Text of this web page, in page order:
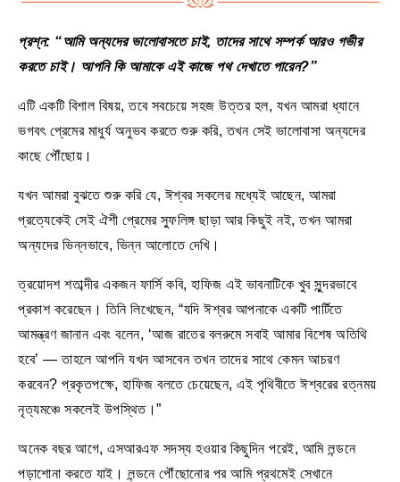
প্রশ্ন: “আমি অন্যদের ভালোবাসতে চাই, তাদের সাথে সম্পর্ক আরও গভীর
করতে চাই। আপনি কি আমাকে এই কাজে পথ দেখাতে পারেন?”
এটি একটি বিশাল বিষয়, তবে সবচেয়ে সহজ উত্তর হল, যখন আমরা ধ্যানে
ভগবৎ প্রেমের মাধুর্য অনুভব করতে শুরু করি, তখন সেই ভালোবাসা অন্যদের
কাছে পৌঁছোয়।
যখন আমরা বুঝতে শুরু করি যে, ঈশ্বর সকলের মধ্যেই আছেন, আমরা
প্রত্যেকেই সেই ঐশী প্রেমের স্ফুলিঙ্গ ছাড়া আর কিছুই নই, তখন আমরা
অন্যদের ভিন্নভাবে, ভিন্ন আলোতে দেখি।
ত্রয়োদশ শতাব্দীর একজন ফার্সি কবি, হাফিজ এই ভাবনাটিকে খুব সুন্দরভাবে
প্রকাশ করেছেন। তিনি লিখেছেন, “যদি ঈশ্বর আপনাকে একটি পার্টিতে
আমন্ত্রণ জানান এবং বলেন, ‘আজ রাতের বলরুমে সবাই আমার বিশেষ অতিথি
হবে’ — তাহলে আপনি যখন আসবেন তখন তাদের সাথে কেমন আচরণ
করবেন? প্রকৃতপক্ষে, হাফিজ বলতে চেয়েছেন, এই পৃথিবীতে ঈশ্বরের রত্নময়
নৃত্যমঞ্চে সকলেই উপস্থিত।”
অনেক বছর আগে, এসআরএফ সদস্য হওয়ার কিছুদিন পরেই, আমি লন্ডনে
পড়াশোনা করতে যাই। লন্ডনে পৌঁছোনোর পর আমি প্রথমেই সেখানে